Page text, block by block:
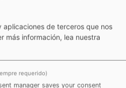
aplicaciones de terceros que nos
más información, lea nuestra
requerido)
manager saves your consent